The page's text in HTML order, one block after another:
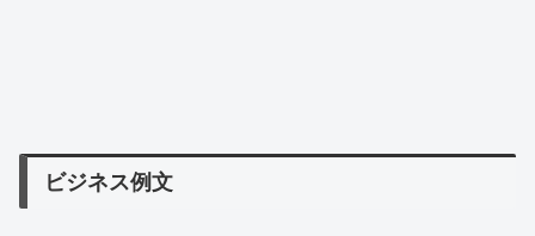
ビジネス例文